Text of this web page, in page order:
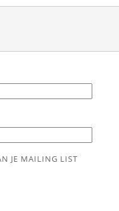
JE MAILING LIST